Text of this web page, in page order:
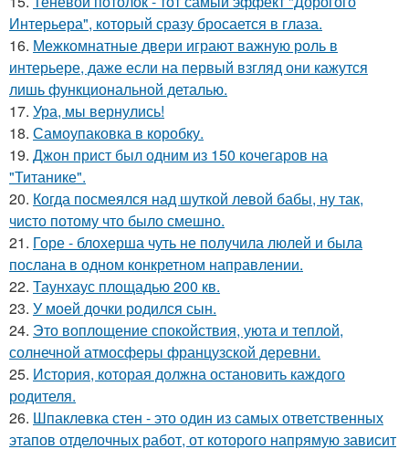
Интерьера", который сразу бросается в глаза.
16. Межкомнатные двери играют важную роль в
интерьере, даже если на первый взгляд они кажутся
лишь функциональной деталью.
17. Ура, мы вернулись!
18. Самоупаковка в коробку.
19. Джон прист был одним из 150 кочегаров на
"Титанике".
20. Когда посмеялся над шуткой левой бабы, ну так,
чисто потому что было смешно.
21. Горе - блохерша чуть не получила люлей и была
послана в одном конкретном направлении.
22. Таунхаус площадью 200 кв.
23. У моей дочки родился сын.
24. Это воплощение спокойствия, уюта и теплой,
солнечной атмосферы французской деревни.
25. История, которая должна остановить каждого
родителя.
26. Шпаклевка стен - это один из самых ответственных
этапов отделочных работ, от которого напрямую зависит